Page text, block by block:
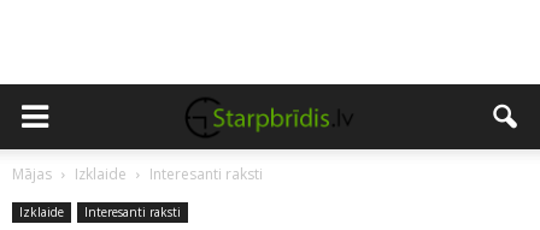
Mājas Izklaide Interesanti raksti
Izklaide Interesanti raksti